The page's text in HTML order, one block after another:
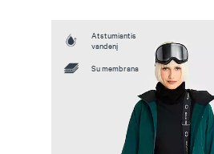
Atstumiantis
vandenį
Su membrana